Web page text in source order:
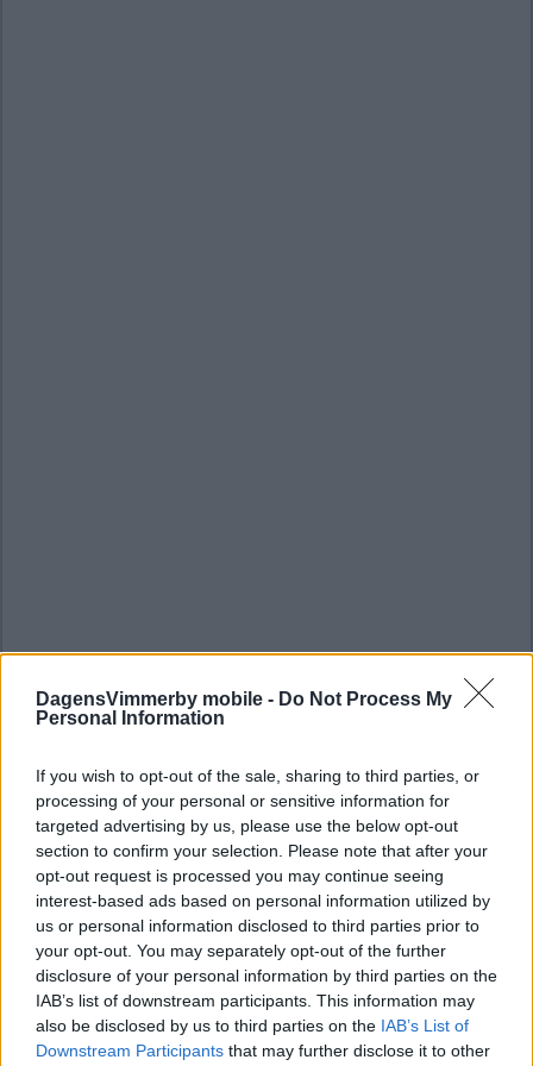
DagensVimmerby mobile - Do Not Process My
Personal Information
If you wish to opt-out of the sale, sharing to third parties, or
processing of your personal or sensitive information for
targeted advertising by us, please use the below opt-out
section to confirm your selection. Please note that after your
opt-out request is processed you may continue seeing
interest-based ads based on personal information utilized by
us or personal information disclosed to third parties prior to
your opt-out. You may separately opt-out of the further
disclosure of your personal information by third parties on the
IAB’s list of downstream participants. This information may
also be disclosed by us to third parties on the IAB’s List of
Downstream Participants that may further disclose it to other